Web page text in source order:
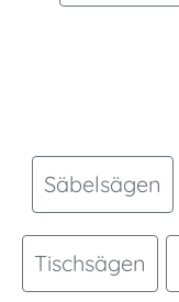
Säbelsägen
Tischsägen